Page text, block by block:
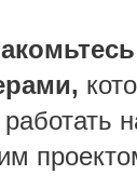
работать